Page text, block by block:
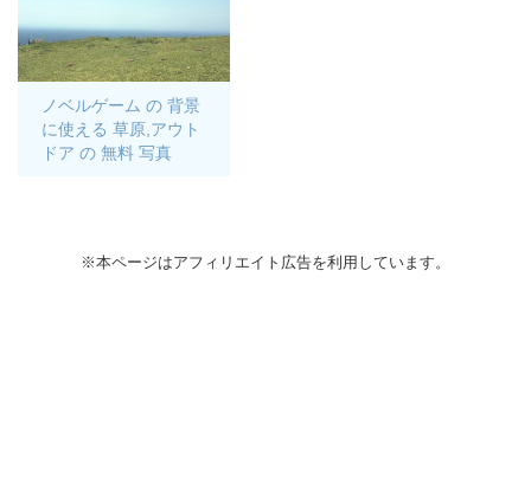
ノベルゲーム の 背景
に使える 草原,アウト
ドア の 無料 写真
※本ページはアフィリエイト広告を利用しています。